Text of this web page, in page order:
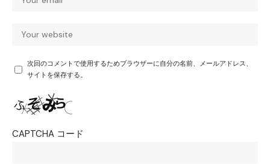
次回のコメントで使用するためブラウザーに自分の名前、メールアドレス、
サイトを保存する。
CAPTCHA コード